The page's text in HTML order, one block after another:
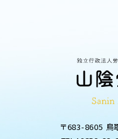
〒683-8605 鳥